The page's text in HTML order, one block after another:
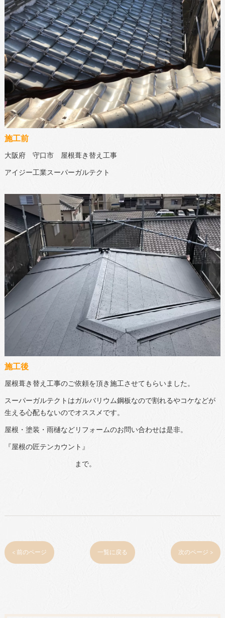
施工前
大阪府 守口市 屋根葺き替え工事
アイジー工業スーパーガルテクト
施工後
屋根葺き替え工事のご依頼を頂き施工させてもらいました。
スーパーガルテクトはガルバリウム鋼板なので割れるやコケなどが
生える心配もないのでオススメです。
屋根・塗装・雨樋などリフォームのお問い合わせは是非。
『屋根の匠テンカウント』
まで。
< 前のページ 一覧に戻る 次のページ >